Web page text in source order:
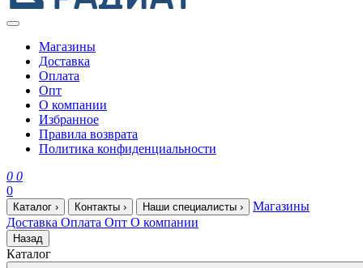
Магазины
Доставка
Оплата
Опт
О компании
Избранное
Правила возврата
Политика конфиденциальности
0 0
0
Каталог › Контакты › Наши специалисты ›
Магазины
Доставка Оплата Опт О компании
Назад
Каталог